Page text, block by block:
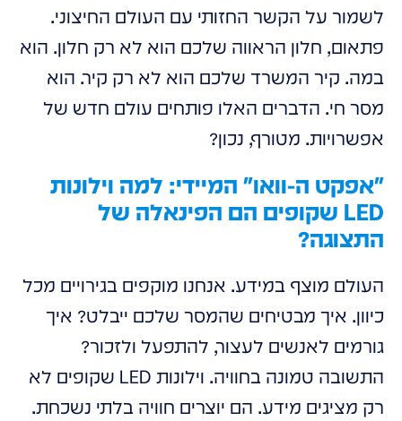
לשמור על הקשר החזותי עם העולם החיצוני.
פתאום, חלון הראווה שלכם הוא לא רק חלון. הוא
במה. קיר המשרד שלכם הוא לא רק קיר. הוא
מסר חי. הדברים האלו פותחים עולם חדש של
אפשרויות. מטורף, נכון?
"אפקט ה-וואו" המיידי: למה וילונות
LED שקופים הם הפינאלה של
התצוגה?
העולם מוצף במידע. אנחנו מוקפים בגירויים מכל
כיוון. איך מבטיחים שהמסר שלכם ייבלט? איך
גורמים לאנשים לעצור, להתפעל ולזכור?
התשובה טמונה בחוויה. וילונות LED שקופים לא
רק מציגים מידע. הם יוצרים חוויה בלתי נשכחת.